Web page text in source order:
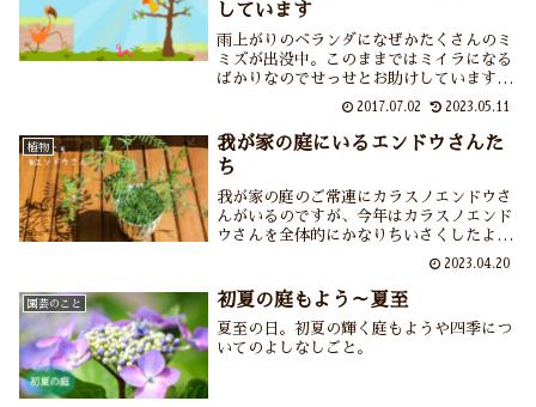
しています
雨上がりのベランダになぜかたくさんのミ
ミズが出没中。このままではミイラになる
ばかりなのでせっせとお助けしています。
ミミズは土を肥やしてくれる園芸好きにと
ってありがたい存在ですからね。ミミズの
生態やミミズにまつわる言い伝えなども紹
介しています。
2017.07.02 2023.05.11
植物
我が家の庭にいるエンドウさんた
ち
我が家の庭のご常連にカラスノエンドウさ
んがいるのですが、今年はカラスノエンド
ウさんを全体的にかなりちいさくしたよう
なお姿の方が……あなたはどなた？調べて
みたところお名前は「スズメノエンドウ」
さんでした。W（ダブル）エンドウさん、
ようこそわが庭へ。
2023.04.20
園芸のこと 初夏の庭もよう～夏至
夏至の日。初夏の輝く庭もようや四季につ
いてのよしなしごと。